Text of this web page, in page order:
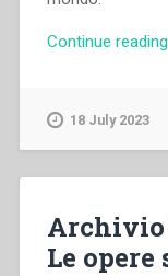
Continue reading
18 July 2023
Archivio
Le opere